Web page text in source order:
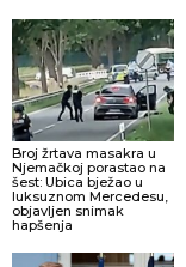
Broj žrtava masakra u
Njemačkoj porastao na
šest: Ubica bježao u
luksuznom Mercedesu,
objavljen snimak
hapšenja